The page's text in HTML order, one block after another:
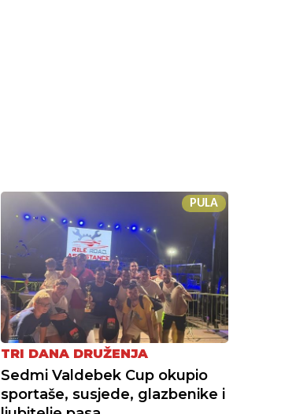
PULA
TRI DANA DRUŽENJA
Sedmi Valdebek Cup okupio
sportaše, susjede, glazbenike i